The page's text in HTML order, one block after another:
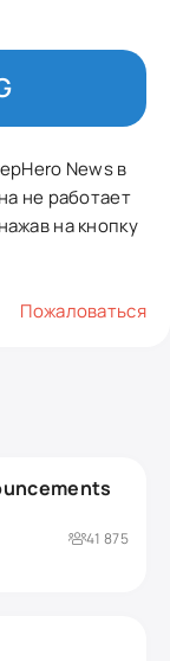
News в
не работает
на кнопку
Пожаловаться
41 875